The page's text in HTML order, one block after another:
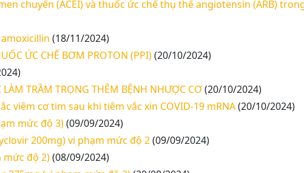
chuyển (ACEI) và thuốc ức chế thụ thể angiotensin (ARB)
(18/11/2024)
ỨC CHẾ BƠM PROTON (PPI)(20/10/2024)
TRẦM TRỌNG THÊM BỆNH NHƯỢC CƠ(20/10/2024)
viêm cơ tim sau khi tiêm vắc xin COVID-19 mRNA(20/10/2024)
mức độ 3)(09/09/2024)
200mg) vi phạm mức độ 2(09/09/2024)
mức độ 2)(08/09/2024)